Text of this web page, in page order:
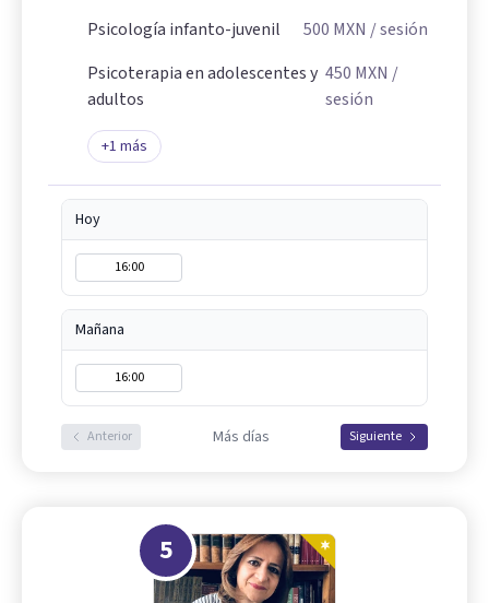
Psicología infanto-juvenil
500 MXN / sesión
Psicoterapia en adolescentes y
adultos
450 MXN /
sesión
+1 más
Hoy
16:00
Mañana
16:00
Anterior Más días Siguiente
5